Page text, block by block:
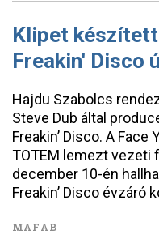
Klipet
Freakin' Disco
Hajdu Szabolcs
Steve Dub által
Freakin’ Disco. A
TOTEM lemezt vezeti
december 10-én
Freakin’ Disco évzáró
MAFAB